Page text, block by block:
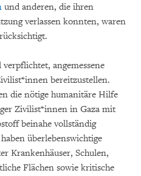
und anderen, die ihren
verlassen konnten, waren
angemessene
bereitzustellen.
die nötige humanitäre Hilfe
Zivilist*innen in Gaza mit
beinahe vollständig
überlebenswichtige
Krankenhäuser, Schulen,
Flächen sowie kritische